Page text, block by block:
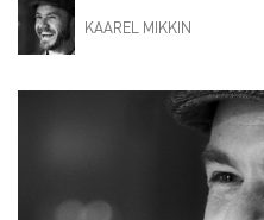
KAAREL MIKKIN